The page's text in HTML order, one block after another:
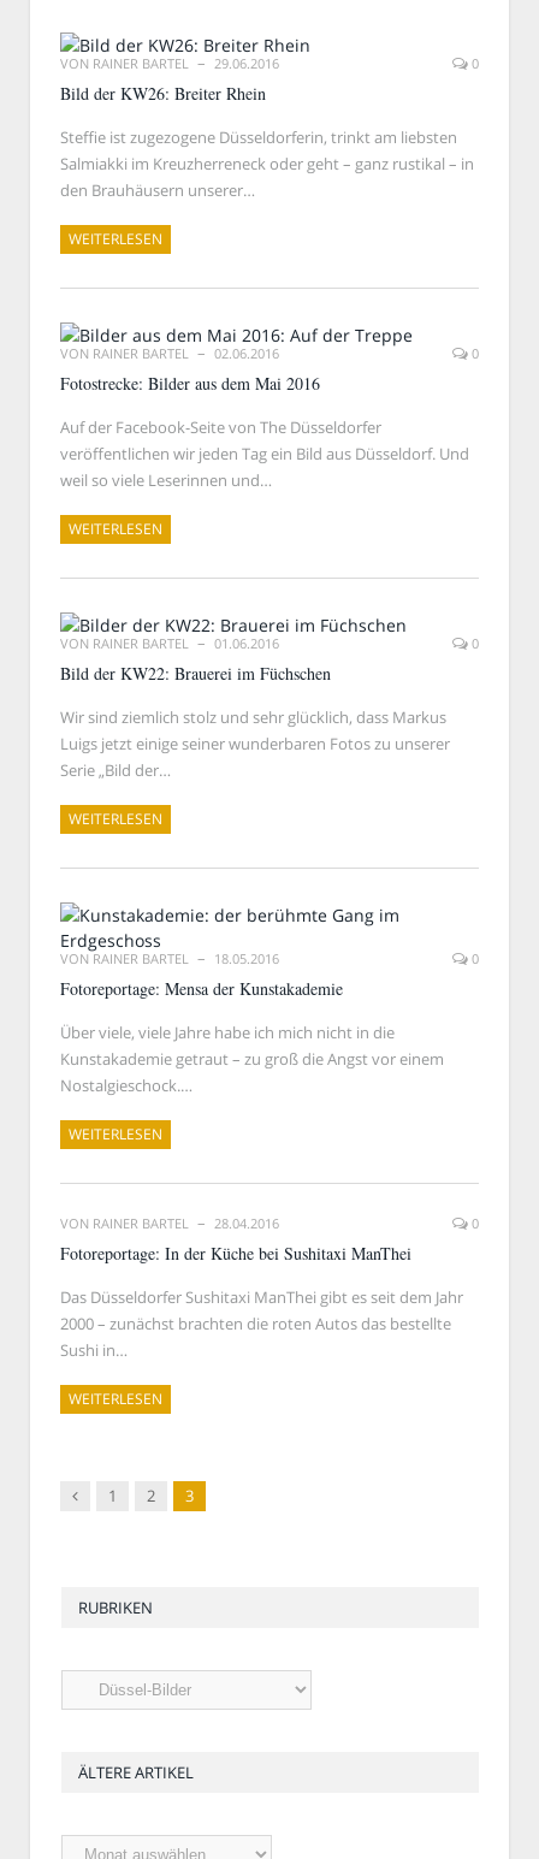
VON RAINER BARTEL 29.06.2016 0
Bild der KW26: Breiter Rhein
Steffie ist zugezogene Düsseldorferin, trinkt am liebsten
Salmiakki im Kreuzherreneck oder geht – ganz rustikal – in
den Brauhäusern unserer…
WEITERLESEN
VON RAINER BARTEL 02.06.2016 0
Fotostrecke: Bilder aus dem Mai 2016
Auf der Facebook-Seite von The Düsseldorfer
veröffentlichen wir jeden Tag ein Bild aus Düsseldorf. Und
weil so viele Leserinnen und…
WEITERLESEN
VON RAINER BARTEL 01.06.2016 0
Bild der KW22: Brauerei im Füchschen
Wir sind ziemlich stolz und sehr glücklich, dass Markus
Luigs jetzt einige seiner wunderbaren Fotos zu unserer
Serie „Bild der…
WEITERLESEN
VON RAINER BARTEL 18.05.2016 0
Fotoreportage: Mensa der Kunstakademie
Über viele, viele Jahre habe ich mich nicht in die
Kunstakademie getraut – zu groß die Angst vor einem
Nostalgieschock.…
WEITERLESEN
VON RAINER BARTEL 28.04.2016 0
Fotoreportage: In der Küche bei Sushitaxi ManThei
Das Düsseldorfer Sushitaxi ManThei gibt es seit dem Jahr
2000 – zunächst brachten die roten Autos das bestellte
Sushi in…
WEITERLESEN
←
1 2 3
RUBRIKEN
Rubriken
ÄLTERE ARTIKEL
Ältere